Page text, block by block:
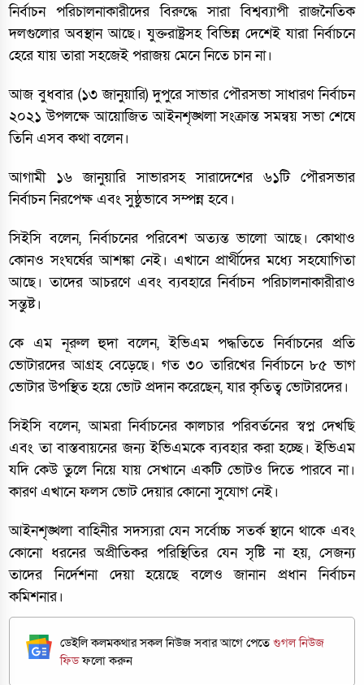
নির্বাচন পরিচালনাকারীদের বিরুদ্ধে সারা বিশ্বব্যাপী রাজনৈতিক
দলগুলোর অবস্থান আছে। যুক্তরাষ্ট্রসহ বিভিন্ন দেশেই যারা নির্বাচনে
হেরে যায় তারা সহজেই পরাজয় মেনে নিতে চান না।
আজ বুধবার (১৩ জানুয়ারি) দুপুরে সাভার পৌরসভা সাধারণ নির্বাচন
২০২১ উপলক্ষে আয়োজিত আইনশৃঙ্খলা সংক্রান্ত সমন্বয় সভা শেষে
তিনি এসব কথা বলেন।
আগামী ১৬ জানুয়ারি সাভারসহ সারাদেশের ৬১টি পৌরসভার
নির্বাচন নিরপেক্ষ এবং সুষ্ঠুভাবে সম্পন্ন হবে।
সিইসি বলেন, নির্বাচনের পরিবেশ অত্যন্ত ভালো আছে। কোথাও
কোনও সংঘর্ষের আশঙ্কা নেই। এখানে প্রার্থীদের মধ্যে সহযোগিতা
আছে। তাদের আচরণে এবং ব্যবহারে নির্বাচন পরিচালনাকারীরাও
সন্তুষ্ট।
কে এম নূরুল হুদা বলেন, ইভিএম পদ্ধতিতে নির্বাচনের প্রতি
ভোটারদের আগ্রহ বেড়েছে। গত ৩০ তারিখের নির্বাচনে ৮৫ ভাগ
ভোটার উপস্থিত হয়ে ভোট প্রদান করেছেন, যার কৃতিত্ব ভোটারদের।
সিইসি বলেন, আমরা নির্বাচনের কালচার পরিবর্তনের স্বপ্ন দেখছি
এবং তা বাস্তবায়নের জন্য ইভিএমকে ব্যবহার করা হচ্ছে। ইভিএম
যদি কেউ তুলে নিয়ে যায় সেখানে একটি ভোটও দিতে পারবে না।
কারণ এখানে ফলস ভোট দেয়ার কোনো সুযোগ নেই।
আইনশৃঙ্খলা বাহিনীর সদস্যরা যেন সর্বোচ্চ সতর্ক স্থানে থাকে এবং
কোনো ধরনের অপ্রীতিকর পরিস্থিতির যেন সৃষ্টি না হয়, সেজন্য
তাদের নির্দেশনা দেয়া হয়েছে বলেও জানান প্রধান নির্বাচন
কমিশনার।
ডেইলি কলমকথার সকল নিউজ সবার আগে পেতেগুগল নিউজ
ফিডফলো করুন